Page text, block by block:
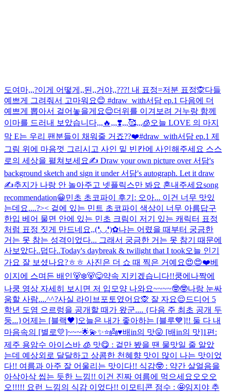
도여마,,,?이게 어떻게,,된,,거야,,???! 내 표정=저분 표정🙊다들
예쁘게 그려줘서 고마워요😊 #draw_with서담 ep.1 다음에 더
예쁘게 뽑아서 걸어놓을게요😌더위를 이겨보려 거누랑 함께
이마를 드러내 보았습니다,,,🔥,,,❣️,,,🥰,,,🧊오늘 LOVE 의 마지
막 E는 우리 팬분들이 채워줄 거죠??❤️#draw_with서담 ep.1 제
그림 위에 마음껏 그리시고 사인 밑 빈칸에 사인해주세요 스스
로의 세상을 펼쳐보세요✍️ Draw your own picture over 서담's
background sketch and sign it under 서담's autograph. Let it draw
✍️추지가 나랑 안 놀아주고 넷플릭스만 봐요 혼내주세요song
recommendation😀민초 초코파이 후기: 오아... 이건 너무 맛있
는데요....?>< 겉에 있는 민트 초코파이 색상이 너무 아름답구
한입 베어 물면 안에 있는 민초 크림이 저기 있는 캐릭터 표정
처럼 표정 짓게 만드네요,,(❛◡❛)✿나는 어렸을 때부터 궁금한
거는 못 참는 성격이었다... 그래서 궁금한 거는 못 참기 때문에
사보았다..덥다..Today's daybreak & twilight that I took오늘 인기
가요 잘 보셨나요?ㅎㅎ 사진은 더 쇼 때 찍은 거예요😍😍❤️베
이지에 스며든 배인🐻‍❄️🐻😋약속 지키겠습니다!!쿵에나짝에
나쿵 영상 자세히 보시면 저 입모양 나와요~~~~🤓🤓나랑 눈싸
움할 사람....^^?사실 라이브포토였어요🙊 잘 자요😌드디어 5
학년 도염 으르렁을 공개할 때가 왔군.... {다음 주 최초 공개 두
둥...}어제는 [블랙🖤]오늘은 내가 좋아하는 [블루💙]!! 둘 다 내
마음속의 [별로💛]~~~🌟💫✨⭐️👼♥️배in의 맛😛 [배in의 맛]1편:
제주 용암수 아이스바 🧊 맛😋 : 겉만 봤을 땐 물맛일 줄 알았
는데 예상외로 달달하고 상콤한 천혜향 맛이 많이 나는 맛이었
다!! 여름과 아주 잘 어울리는 맛이다!! 식감🤓 : 약간 살얼음을
아삭아삭 씹는 듯한 느낌!! 이건 진짜 여름에 먹으세요오오오
오!!!!! 요런 느낌의 식감 이었다!! 이모티콘 점수 : 🤩임지야 추